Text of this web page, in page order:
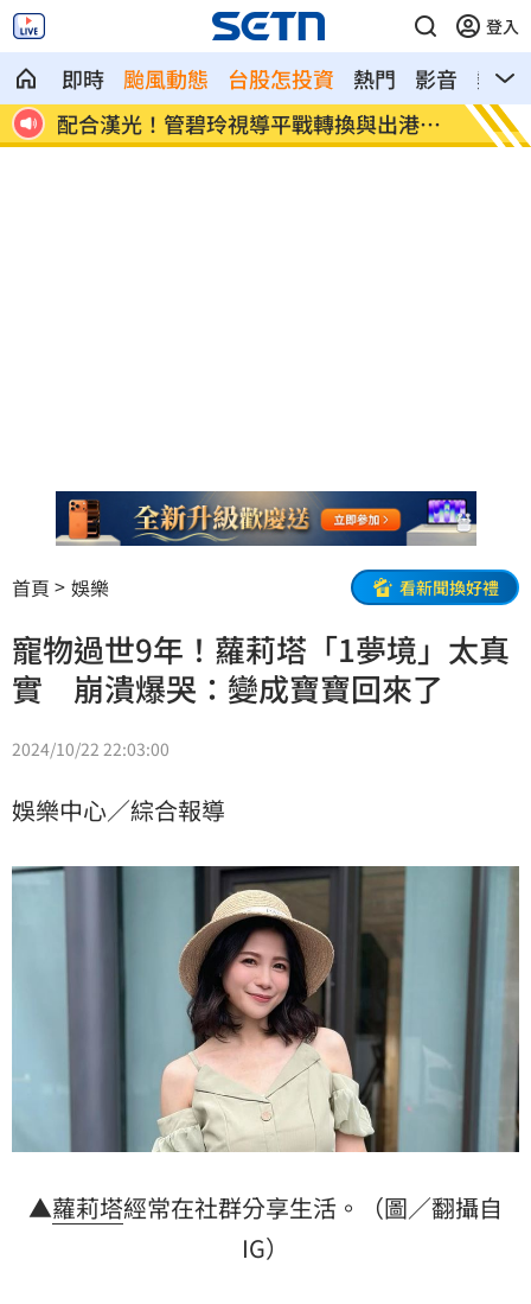
登入
即時 颱風動態 台股怎投資 熱門 影音
熱搜
漢光！管碧玲視導平戰轉換與出港課
向姜厚任道歉
友
首頁 娛樂 看新聞換好禮
寵物過世9年！蘿莉塔「1夢境」太真
實 崩潰爆哭：變成寶寶回來了
2024/10/22 22:03:00
娛樂中心／綜合報導
▲蘿莉塔經常在社群分享生活。（圖／翻攝自
IG）